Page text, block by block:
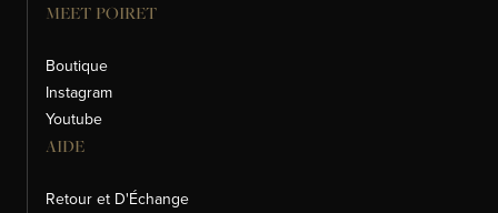
MEET POIRET
Boutique
Instagram
Youtube
AIDE
Retour et D'Échange